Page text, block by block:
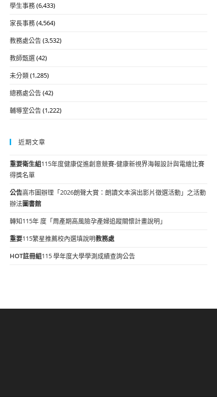
學生事務(6,433)
家長事務(4,564)
教務處公告(3,532)
教師甄選(42)
未分類(1,285)
總務處公告(42)
輔導室公告(1,222)
近期文章
重要衛生組115年度健康促進創意競賽-健康新視界海報設計與電繪比賽
得獎名單
公告高市圖辦理「2026朗聲大賞：朗讀文本演出影片徵選活動」之活動
辦法圖書館
轉知115年 度「周產期高風險孕產婦追蹤關懷計畫說明」
重要115繁星推薦校內選填說明教務處
HOT註冊組115 學年度大學學測成績查詢公告